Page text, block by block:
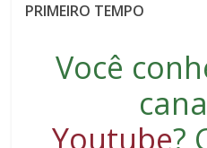
PRIMEIRO TEMPO
Você
Youtube?